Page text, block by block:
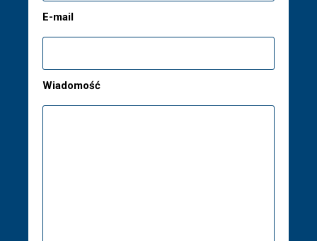
E-mail
Wiadomość